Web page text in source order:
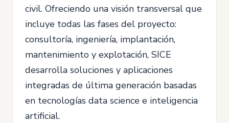
civil. Ofreciendo una visión transversal que
incluye todas las fases del proyecto:
consultoría, ingeniería, implantación,
mantenimiento y explotación, SICE
desarrolla soluciones y aplicaciones
integradas de última generación basadas
en tecnologías data science e inteligencia
artificial.